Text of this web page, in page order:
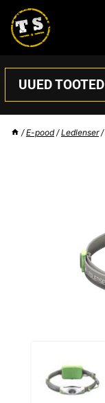
content
UUED TOOTED
/ E-pood / Ledlenser /